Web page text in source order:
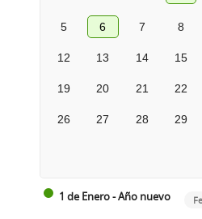
5 6 7 8
12 13 14 15
19 20 21 22
26 27 28 29
1 de Enero - Año nuevo